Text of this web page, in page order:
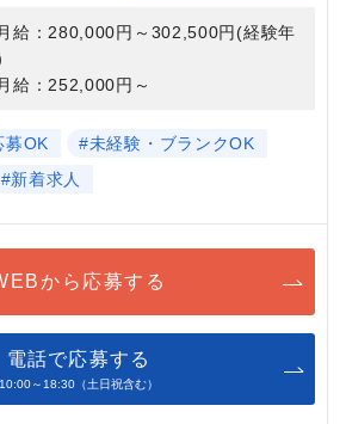
給：280,000円～302,500円(経験年
給：252,000円～
募OK
#未経験・ブランクOK
#新着求人
から応募する
電話で応募する
10:00～18:30（土日祝含む）